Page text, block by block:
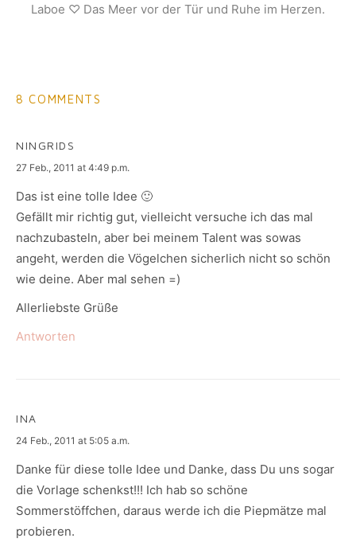
Laboe ♡ Das Meer vor der Tür und Ruhe im Herzen.
8 COMMENTS
NINGRIDS
says:
27 Feb., 2011 at 4:49 p.m.
Das ist eine tolle Idee 🙂
Gefällt mir richtig gut, vielleicht versuche ich das mal
nachzubasteln, aber bei meinem Talent was sowas
angeht, werden die Vögelchen sicherlich nicht so schön
wie deine. Aber mal sehen =)
Allerliebste Grüße
Antworten
INA
says:
24 Feb., 2011 at 5:05 a.m.
Danke für diese tolle Idee und Danke, dass Du uns sogar
die Vorlage schenkst!!! Ich hab so schöne
Sommerstöffchen, daraus werde ich die Piepmätze mal
probieren.